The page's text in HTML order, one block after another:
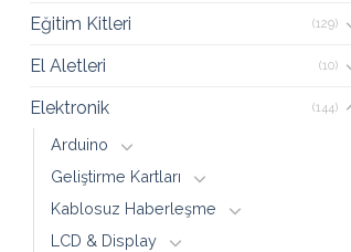
Eğitim Kitleri (129)
El Aletleri (10)
Elektronik (144)
Arduino
Geliştirme Kartları
Kablosuz Haberleşme
LCD & Display